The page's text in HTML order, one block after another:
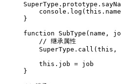
}
function SubType(name,
    // 继承属性
SuperType.call(this,
    this.job = job
}